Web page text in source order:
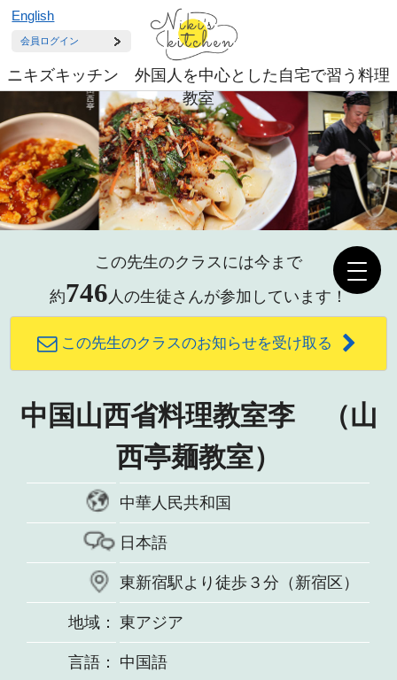
ニキズキッチン 外国人を中心とした自宅で習う料理
教室
English
会員ログイン
この先生のクラスには今まで
約746 人の生徒さんが参加しています！
この先生のクラスのお知らせを受け取る
中国山西省料理教室李 （山
西亭麺教室）
中華人民共和国
日本語
東新宿駅より徒歩３分（新宿区）
地域： 東アジア
言語： 中国語